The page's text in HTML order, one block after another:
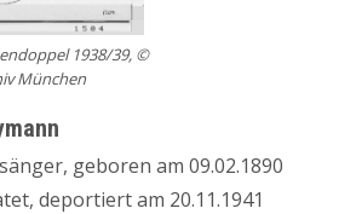
1938/39, ©
München
geboren am 09.02.1890
deportiert am 20.11.1941